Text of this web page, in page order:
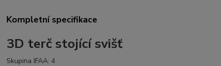
Kompletní specifikace
3D terč stojící svišť
Skupina IFAA: 4